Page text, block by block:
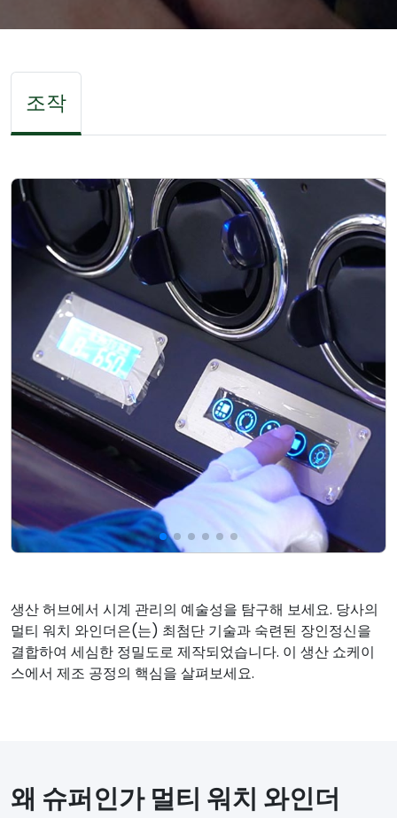
조작
생산 허브에서 시계 관리의 예술성을 탐구해 보세요. 당사의
멀티 워치 와인더은(는) 최첨단 기술과 숙련된 장인정신을
결합하여 세심한 정밀도로 제작되었습니다. 이 생산 쇼케이
스에서 제조 공정의 핵심을 살펴보세요.
왜 슈퍼인가 멀티 워치 와인더